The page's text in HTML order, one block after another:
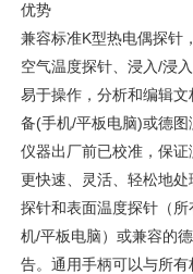
优势
兼容标准K型热电偶探针
空气温度探针、浸入/浸
易于操作，分析和编辑
备(手机/平板电脑)或德
仪器出厂前已校准，保证
更快速、灵活、轻松地
探针和表面温度探针（
机/平板电脑）或兼容的
告。通用手柄可以与所